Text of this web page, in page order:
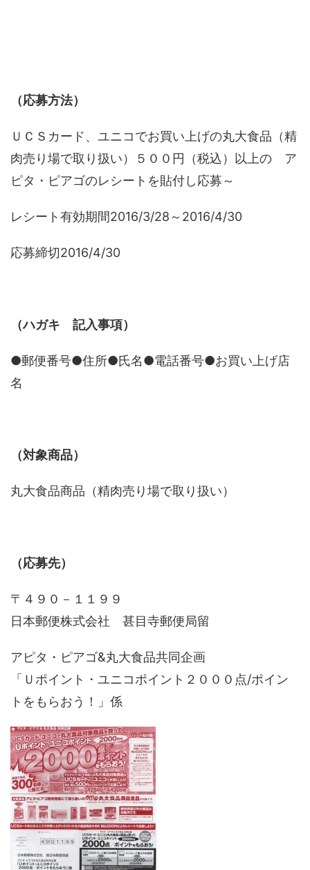
（応募方法）
ＵＣＳカード、ユニコでお買い上げの丸大食品（精
肉売り場で取り扱い）５００円（税込）以上の ア
ピタ・ピアゴのレシートを貼付し応募～
レシート有効期間2016/3/28～2016/4/30
応募締切2016/4/30
（ハガキ 記入事項）
●郵便番号●住所●氏名●電話番号●お買い上げ店
名
（対象商品）
丸大食品商品（精肉売り場で取り扱い）
（応募先）
〒４９０－１１９９
日本郵便株式会社 甚目寺郵便局留
アピタ・ピアゴ&丸大食品共同企画
「Ｕポイント・ユニコポイント２０００点/ポイン
トをもらおう！」係